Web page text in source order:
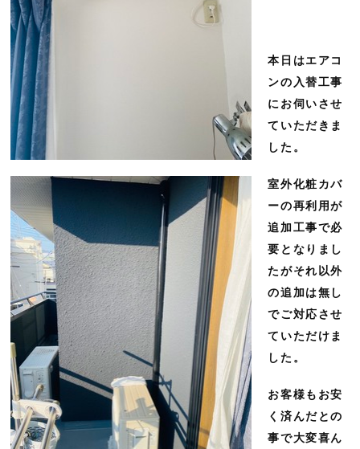
本日はエアコ
ンの入替工事
にお伺いさせ
ていただきま
した。
室外化粧カバ
ーの再利用が
追加工事で必
要となりまし
たがそれ以外
の追加は無し
でご対応させ
ていただけま
した。
お客様もお安
く済んだとの
事で大変喜ん